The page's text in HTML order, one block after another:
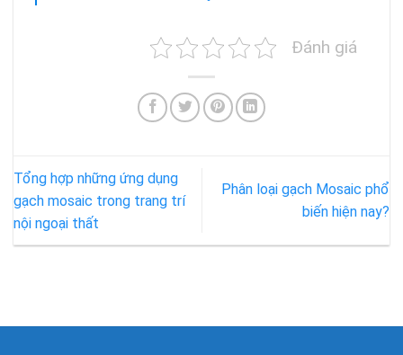
Đánh giá
Tổng hợp những ứng dụng
gạch mosaic trong trang trí
nội ngoại thất
Phân loại gạch Mosaic phổ
biến hiện nay?